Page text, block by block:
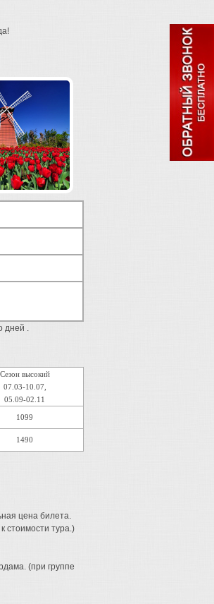
дней .
Сезон высокий
07.03-10.07,
05.09-02.11
1099
1490
цена билета.
стоимости тура.)
(при группе